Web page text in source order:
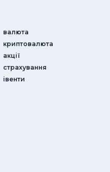
валюта
криптовалюта
акції
страхування
iвенти